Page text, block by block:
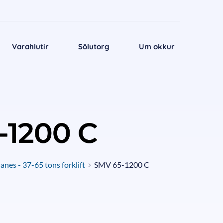
Varahlutir Sölutorg Um okkur
C
- 37-65 tons forklift SMV 65-1200 C